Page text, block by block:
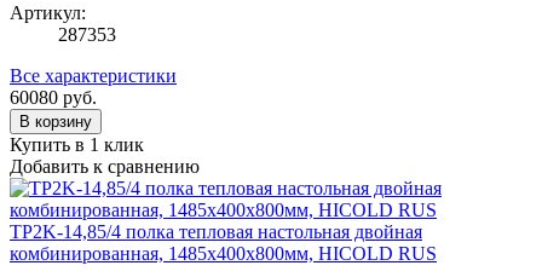
Артикул:
287353
Все характеристики
60080 руб.
В корзину
Купить в 1 клик
Добавить к сравнению
TP2K-14,85/4 полка тепловая настольная двойная
комбинированная, 1485х400х800мм, HICOLD RUS